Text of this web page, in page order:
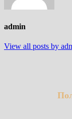
admin
View all posts by